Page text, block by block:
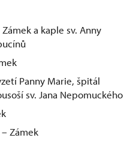
Zámek a kaple sv. Anny
Panny Marie, špitál
sv. Jana Nepomuckého
– Zámek